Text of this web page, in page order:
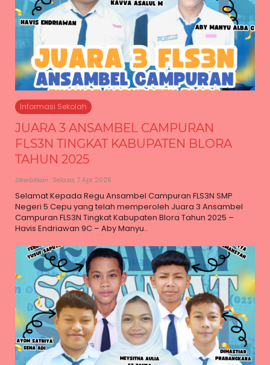
Informasi Sekolah
JUARA 3 ANSAMBEL CAMPURAN
FLS3N TINGKAT KABUPATEN BLORA
TAHUN 2025
Diterbitkan: Selasa, 7 Apr 2026
Selamat Kepada Regu Ansambel Campuran FLS3N SMP
Negeri 5 Cepu yang telah memperoleh Juara 3 Ansambel
Campuran FLS3N Tingkat Kabupaten Blora Tahun 2025 –
Havis Endriawan 9C – Aby Manyu..